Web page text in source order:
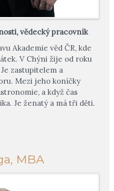
vědecký pracovník
Akademie věd ČR, kde
V Chýni žije od roku
zastupitelem a
Mezi jeho koníčky
a když čas
Je ženatý a má tři děti.
MBA